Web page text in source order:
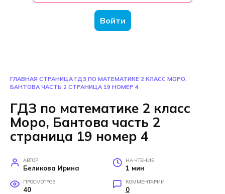
Войти
ГЛАВНАЯ СТРАНИЦА ГДЗ ПО МАТЕМАТИКЕ 2 КЛАСС МОРО,
БАНТОВА ЧАСТЬ 2 СТРАНИЦА 19 НОМЕР 4
ГДЗ по математике 2 класс
Моро, Бантова часть 2
страница 19 номер 4
АВТОР
Беликова Ирина
НА ЧТЕНИЕ
1 мин
ПРОСМОТРОВ
40
КОММЕНТАРИИ
0